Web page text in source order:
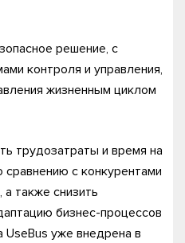
решение, с
контроля и управления,
жизненным циклом
трудозатраты и время на
с конкурентами
а также снизить
бизнес-процессов
уже внедрена в